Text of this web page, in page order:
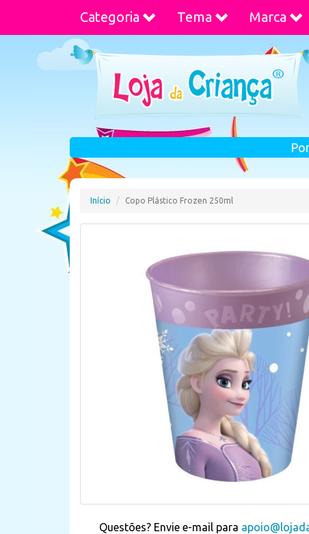
Categoria Tema Marca
Início Copo Plástico Frozen 250ml
Questões? Envie e-mail para